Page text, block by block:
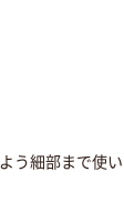
う細部まで使